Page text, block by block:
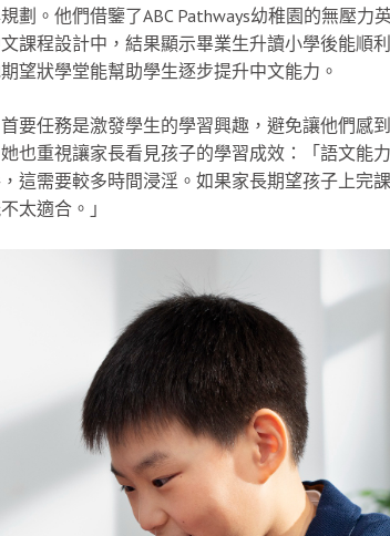
劃。他們借鑒了ABC Pathways幼稚園的無壓
課程設計中，結果顯示畢業生升讀小學後能順
望狀學堂能幫助學生逐步提升中文能力。
要任務是激發學生的學習興趣，避免讓他們感
也重視讓家長看見孩子的學習成效：「語文能
這需要較多時間浸淫。如果家長期望孩子上完
太適合。」